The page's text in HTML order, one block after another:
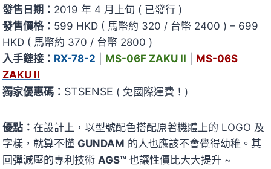
發售日期： 2019 年 4 月上旬 ( 已發行 )
發售價格： 599 HKD ( 馬幣約 320 / 台幣 2400 ) – 699
HKD ( 馬幣約 370 / 台幣 2800 )
入手鏈接： RX-78-2 MS-06F ZAKU II
MS-06S
ZAKU II
獨家優惠碼： STSENSE ( 免國際運費！)
優點： 在設計上，以型號配色搭配原著機體上的 LOGO 及
字樣，就算不懂 GUNDAM 的人也應該不會覺得幼稚。其
回彈減壓的專利技術 AGS™ 也讓性價比大大提升 ~